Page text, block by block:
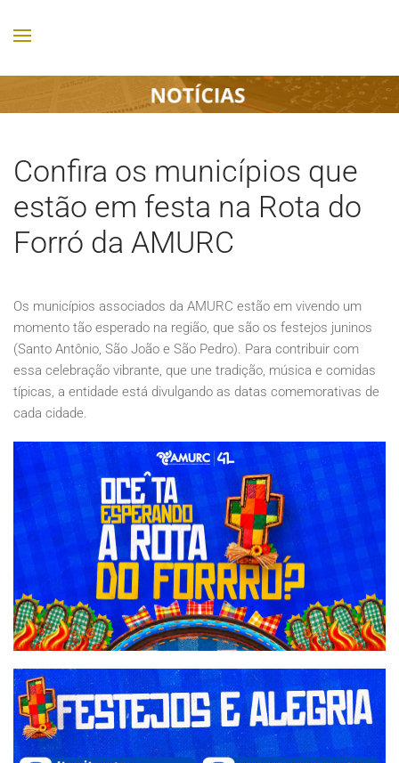
Confira os municípios que
estão em festa na Rota do
Forró da AMURC
Os municípios associados da AMURC estão em vivendo um
momento tão esperado na região, que são os festejos juninos
(Santo Antônio, São João e São Pedro). Para contribuir com
essa celebração vibrante, que une tradição, música e comidas
típicas, a entidade está divulgando as datas comemorativas de
cada cidade.